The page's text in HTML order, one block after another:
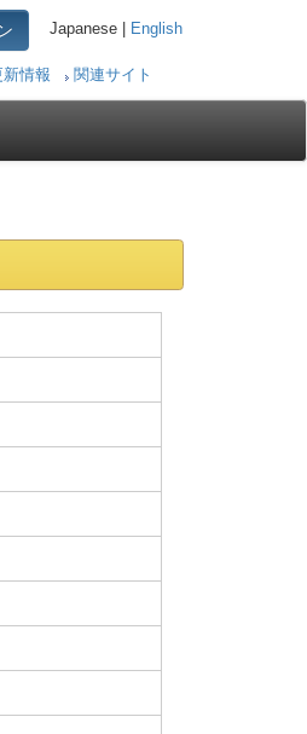
Japanese | English
新情報 関連サイト